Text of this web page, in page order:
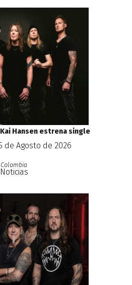
Hansen estrena single
de Agosto de 2026
Colombia
Noticias